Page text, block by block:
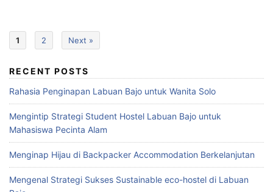
1 2 Next »
RECENT POSTS
Rahasia Penginapan Labuan Bajo untuk Wanita Solo
Mengintip Strategi Student Hostel Labuan Bajo untuk
Mahasiswa Pecinta Alam
Menginap Hijau di Backpacker Accommodation Berkelanjutan
Mengenal Strategi Sukses Sustainable eco-hostel di Labuan